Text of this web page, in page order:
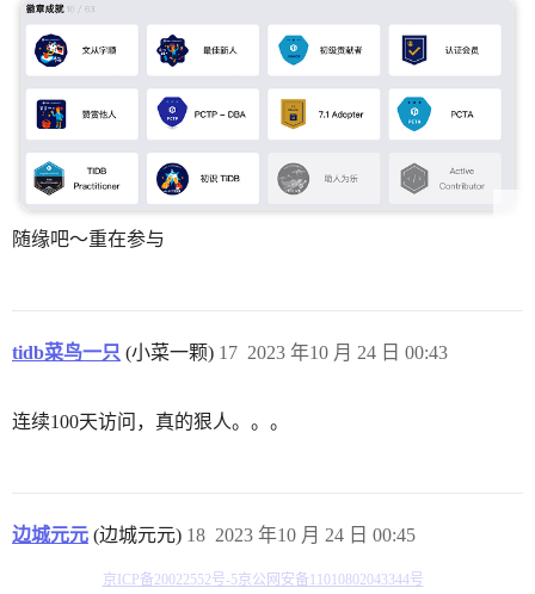
随缘吧～重在参与
tidb菜鸟一只 (小菜一颗) 2023 年10 月 24 日 00:43
17
连续100天访问，真的狠人。。。
边城元元 (边城元元) 2023 年10 月 24 日 00:45
18
京ICP备20022552号-5京公网安备11010802043344号